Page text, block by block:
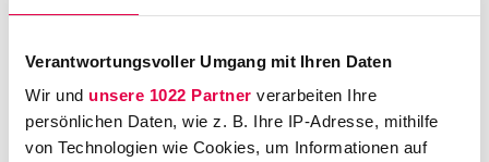
Verantwortungsvoller Umgang mit Ihren Daten
Wir und unsere 1022 Partner verarbeiten Ihre
persönlichen Daten, wie z. B. Ihre IP-Adresse, mithilfe
von Technologien wie Cookies, um Informationen auf
einem internationalen Kontext arbeiten will -
was im Investitionsschiedsrecht hervorragend
geht", sagt Arne Fuchs, Anwalt bei Ashurst. In
der mittlerweile schon 200. Folge von